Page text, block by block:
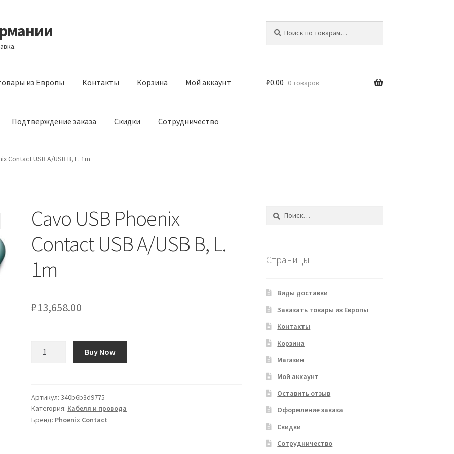
из Европы Контакты Корзина Мой аккаунт
Подтверждение заказа Скидки Сотрудничество
Европы Контакты Корзина
₽0.00 0 товаров
Contact USB A/USB B, L. 1m
Cavo USB Phoenix
Contact USB A/USB B, L.
1m
₽13,658.00
Phoenix
Contact
USB
Buy Now
Артикул:340b6b3d9775
Категория: Кабеля и провода
Бренд: Phoenix Contact
Страницы
Виды доставки
Заказать товары из Европы
Контакты
Корзина
Магазин
Мой аккаунт
Оставить отзыв
Оформление заказа
Скидки
Сотрудничество